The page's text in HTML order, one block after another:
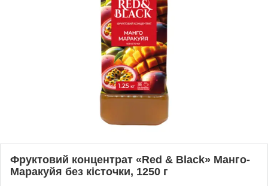
Фруктовий концентрат «Red & Black» Манго-
Маракуйя без кісточки, 1250 г